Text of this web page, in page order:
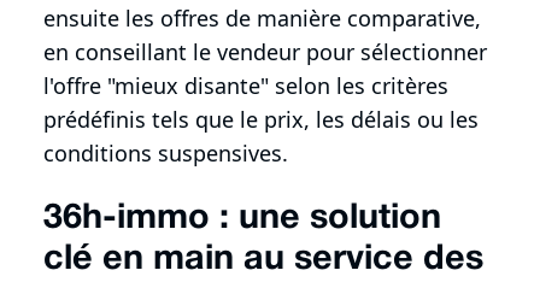
ensuite les offres de manière comparative,
en conseillant le vendeur pour sélectionner
l'offre "mieux disante" selon les critères
prédéfinis tels que le prix, les délais ou les
conditions suspensives.
36h-immo : une solution
clé en main au service des